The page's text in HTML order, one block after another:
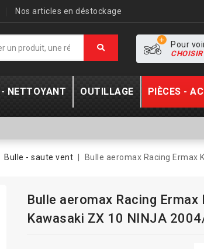
Nos articles en déstockage
Pour
NETTOYANT OUTILLAGE PIÈCES -
Bulle - saute vent Bulle aeromax Racing Ermax
Bulle aeromax Racing Ermax
Kawasaki ZX 10 NINJA